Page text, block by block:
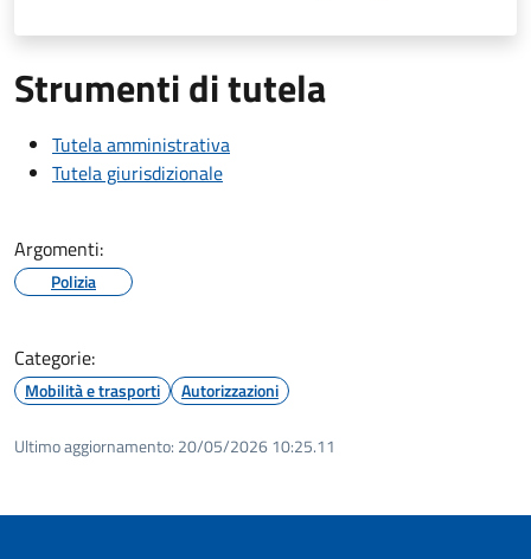
Strumenti di tutela
Tutela amministrativa
Tutela giurisdizionale
Argomenti:
Polizia
Categorie:
Mobilità e trasporti Autorizzazioni
Ultimo aggiornamento: 20/05/2026 10:25.11